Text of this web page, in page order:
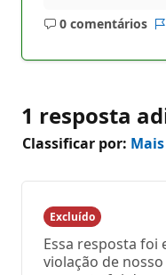
0 comentários
Sem
1 resposta
Classificar por:
Excluído
Essa resposta foi
violação de